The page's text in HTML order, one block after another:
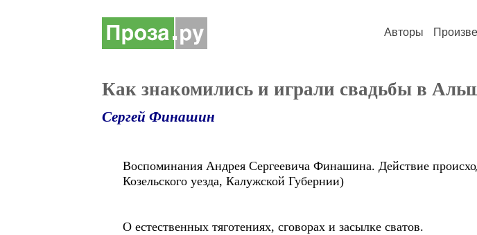
Авторы
Как знакомились и играли свадьбы в
Сергей Финашин
Воспоминания Андрея Сергеевича Финашина. Действие
Козельского уезда, Калужской Губернии)
О естественных тяготениях, сговорах и засылке сватов.